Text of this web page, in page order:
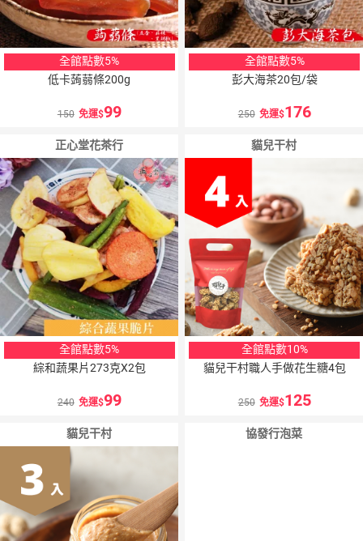
全館點數5%
低卡蒟蒻條200g
150 免運 99
全館點數5%
彭大海茶20包/袋
250 免運 176
正心堂花茶行
全館點數5%
綜和蔬果片273克X2包
240 免運 99
貓兒干村
全館點數10%
貓兒干村職人手做花生糖4包
250 免運 125
貓兒干村 協發行泡菜